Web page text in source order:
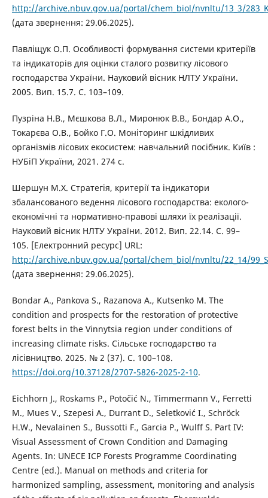
http://archive.nbuv.gov.ua/portal/chem_biol/nvnltu/13_3/
(дата звернення: 29.06.2025).
Павліщук О.П. Особливості формування системи критеріїв
та індикаторів для оцінки сталого розвитку лісового
господарства України. Науковий вісник НЛТУ України.
2005. Вип. 15.7. С. 103–109.
Пузріна Н.В., Мєшкова В.Л., Миронюк В.В., Бондар А.О.,
Токарєва О.В., Бойко Г.О. Моніторинг шкідливих
організмів лісових екосистем: навчальний посібник. Київ :
НУБіП України, 2021. 274 с.
Шершун М.Х. Стратегія, критерії та індикатори
збалансованого ведення лісового господарства: еколого-
економічні та нормативно-правові шляхи їх реалізації.
Науковий вісник НЛТУ України. 2012. Вип. 22.14. С. 99–
105. [Електронний ресурс] URL:
http://archive.nbuv.gov.ua/portal/chem_biol/nvnltu/22_14/
(дата звернення: 29.06.2025).
Bondar A., Pankova S., Razanova A., Kutsenko M. The
condition and prospects for the restoration of protective
forest belts in the Vinnytsia region under conditions of
increasing climate risks. Сільське господарство та
лісівництво. 2025. № 2 (37). С. 100–108.
https://doi.org/10.37128/2707-5826-2025-2-10.
Eichhorn J., Roskams P., Potočić N., Timmermann V., Ferretti
M., Mues V., Szepesi A., Durrant D., Seletković I., Schröck
H.W., Nevalainen S., Bussotti F., Garcia P., Wulff S. Part IV:
Visual Assessment of Crown Condition and Damaging
Agents. In: UNECE ICP Forests Programme Coordinating
Centre (ed.). Manual on methods and criteria for
harmonized sampling, assessment, monitoring and analysis